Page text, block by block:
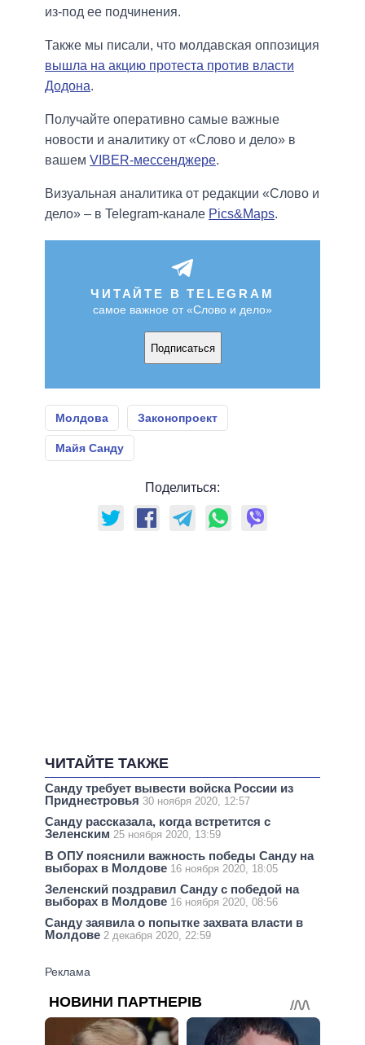
из-под ее подчинения.
Также мы писали, что молдавская оппозиция
вышла на акцию протеста против власти
Додона.
Получайте оперативно самые важные
новости и аналитику от «Слово и дело» в
вашем VIBER-мессенджере.
Визуальная аналитика от редакции «Слово и
дело» – в Telegram-канале Pics&Maps.
ЧИТАЙТЕ В TELEGRAM
самое важное от «Слово и дело»
Подписаться
Молдова Законопроект
Майя Санду
Поделиться:
ЧИТАЙТЕ ТАКЖЕ
Санду требует вывести войска России из
Приднестровья 30 ноября 2020, 12:57
Санду рассказала, когда встретится с
Зеленским 25 ноября 2020, 13:59
В ОПУ пояснили важность победы Санду на
выборах в Молдове 16 ноября 2020, 18:05
Зеленский поздравил Санду с победой на
выборах в Молдове 16 ноября 2020, 08:56
Санду заявила о попытке захвата власти в
Молдове 2 декабря 2020, 22:59